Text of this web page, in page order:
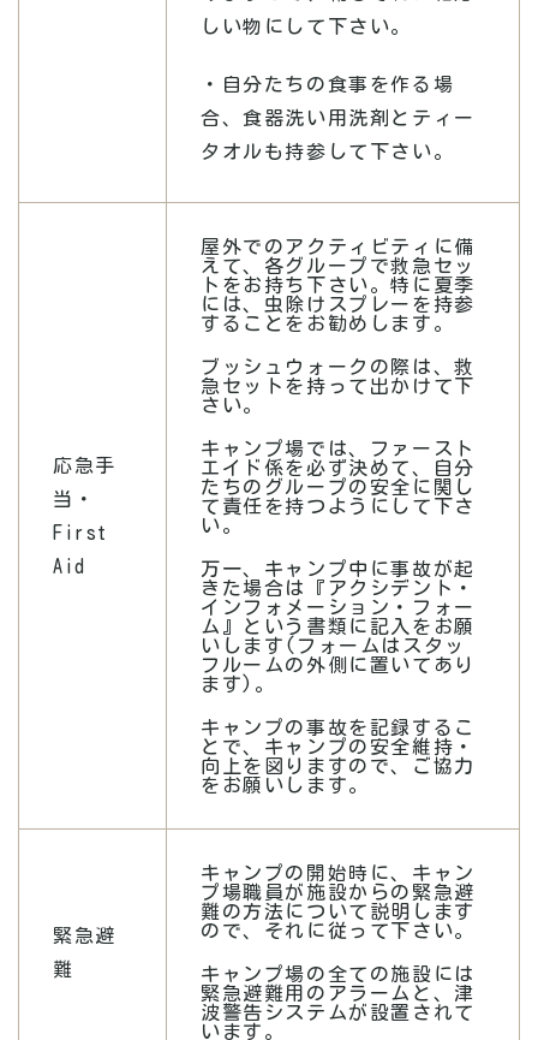
しい物にして下さい。
・自分たちの食事を作る場
合、食器洗い用洗剤とティー
タオルも持参して下さい。
応急手
当・
First
Aid
屋外でのアクティビティに備
えて、各グループで救急セッ
トをお持ち下さい。特に夏季
には、虫除けスプレーを持参
することをお勧めします。
ブッシュウォークの際は、救
急セットを持って出かけて下
さい。
キャンプ場では、ファースト
エイド係を必ず決めて、自分
たちのグループの安全に関し
て責任を持つようにして下さ
い。
万一、キャンプ中に事故が起
きた場合は『アクシデント・
インフォメーション・フォー
ム』という書類に記入をお願
いします(フォームはスタッ
フルームの外側に置いてあり
ます)。
キャンプの事故を記録するこ
とで、キャンプの安全維持・
向上を図りますので、ご協力
をお願いします。
緊急避
難
キャンプの開始時に、キャン
プ場職員が施設からの緊急避
難の方法について説明します
ので、それに従って下さい。
キャンプ場の全ての施設には
緊急避難用のアラームと、津
波警告システムが設置されて
います。